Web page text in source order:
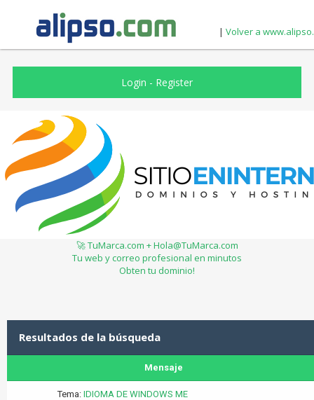
| Volver a
Login - Register
🚀 TuMarca.com + Hola@TuMarca.com
Tu web y correo profesional en minutos
Obten tu dominio!
Resultados de la búsqueda
Mensaje
Tema: IDIOMA DE WINDOWS ME